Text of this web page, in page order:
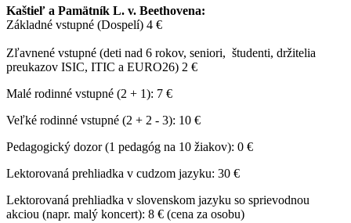
Kaštieľ a Pamätník L. v. Beethovena:
Základné vstupné (Dospelí) 4 €
Zľavnené vstupné (deti nad 6 rokov, seniori, študenti, držitelia
preukazov ISIC, ITIC a EURO26) 2 €
Malé rodinné vstupné (2 + 1): 7 €
Veľké rodinné vstupné (2 + 2 - 3): 10 €
Pedagogický dozor (1 pedagóg na 10 žiakov): 0 €
Lektorovaná prehliadka v cudzom jazyku: 30 €
Lektorovaná prehliadka v slovenskom jazyku so sprievodnou
akciou (napr. malý koncert): 8 € (cena za osobu)